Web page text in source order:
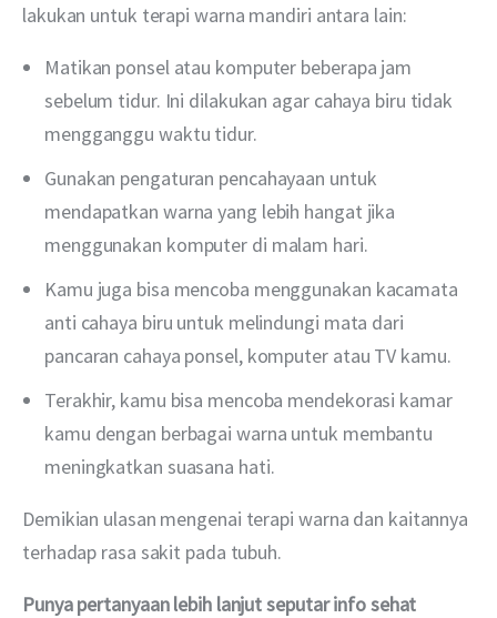
lakukan untuk terapi warna mandiri antara lain:
Matikan ponsel atau komputer beberapa jam
sebelum tidur. Ini dilakukan agar cahaya biru tidak
mengganggu waktu tidur.
Gunakan pengaturan pencahayaan untuk
mendapatkan warna yang lebih hangat jika
menggunakan komputer di malam hari.
Kamu juga bisa mencoba menggunakan kacamata
anti cahaya biru untuk melindungi mata dari
pancaran cahaya ponsel, komputer atau TV kamu.
Terakhir, kamu bisa mencoba mendekorasi kamar
kamu dengan berbagai warna untuk membantu
meningkatkan suasana hati.
Demikian ulasan mengenai terapi warna dan kaitannya
terhadap rasa sakit pada tubuh.
Punya pertanyaan lebih lanjut seputar info sehat